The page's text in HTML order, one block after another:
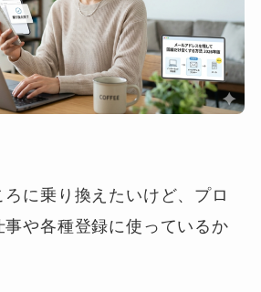
ろに乗り換えたいけど、プロ
や各種登録に使っているか